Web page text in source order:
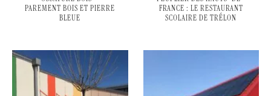
PAREMENT BOIS ET PIERRE
BLEUE
FRANCE : LE RESTAURANT
SCOLAIRE DE TRÉLON